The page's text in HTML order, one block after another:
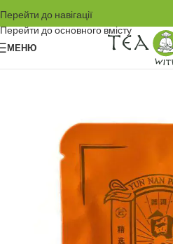
Перейти до навігації
Перейти до основного вмісту
МЕНЮ